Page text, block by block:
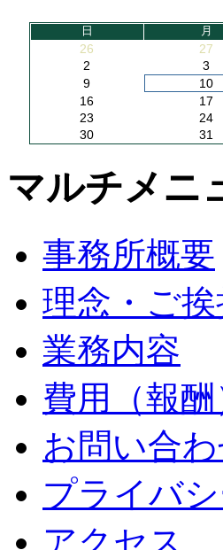
日 月
26 27
2
3
9
10
16
17
23
24
30
31
マルチメニ
事務所概要
理念・ご挨
業務内容
費用（報酬
お問い合
プライバ
アクセス